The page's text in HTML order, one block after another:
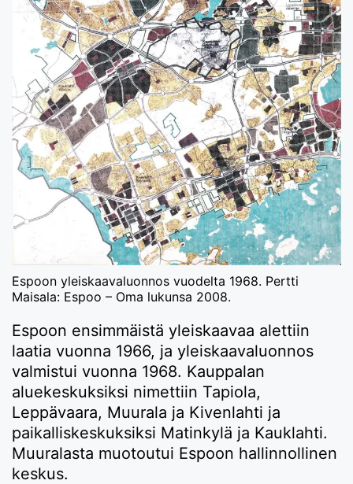
Espoon yleiskaavaluonnos vuodelta 1968. Pertti
Maisala: Espoo – Oma lukunsa 2008.
Espoon ensimmäistä yleiskaavaa alettiin
laatia vuonna 1966, ja yleiskaavaluonnos
valmistui vuonna 1968. Kauppalan
aluekeskuksiksi nimettiin Tapiola,
Leppävaara, Muurala ja Kivenlahti ja
paikalliskeskuksiksi Matinkylä ja Kauklahti.
Muuralasta muotoutui Espoon hallinnollinen
keskus.